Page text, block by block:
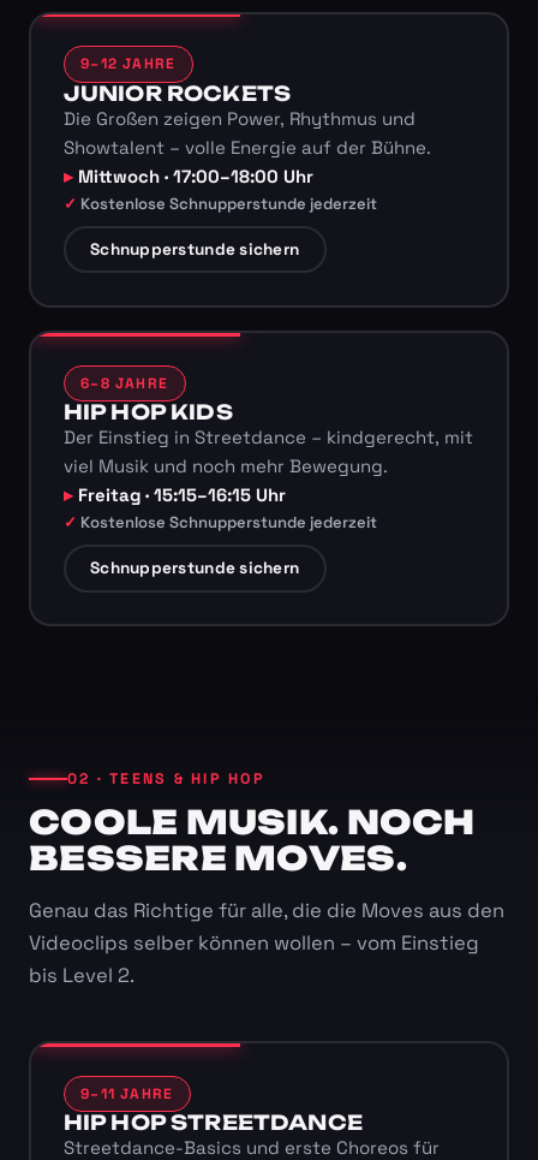
9–12 JAHRE
JUNIOR ROCKETS
Die Großen zeigen Power, Rhythmus und
Showtalent – volle Energie auf der Bühne.
Mittwoch · 17:00–18:00 Uhr
Kostenlose Schnupperstunde jederzeit
Schnupperstunde sichern
6–8 JAHRE
HIP HOP KIDS
Der Einstieg in Streetdance – kindgerecht, mit
viel Musik und noch mehr Bewegung.
Freitag · 15:15–16:15 Uhr
Kostenlose Schnupperstunde jederzeit
Schnupperstunde sichern
02 · TEENS & HIP HOP
COOLE MUSIK. NOCH
BESSERE MOVES.
Genau das Richtige für alle, die die Moves aus den
Videoclips selber können wollen – vom Einstieg
bis Level 2.
9–11 JAHRE
HIP HOP STREETDANCE
Streetdance-Basics und erste Choreos für